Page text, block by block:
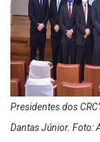
Presidentes dos
Dantas Júnior. Foto: